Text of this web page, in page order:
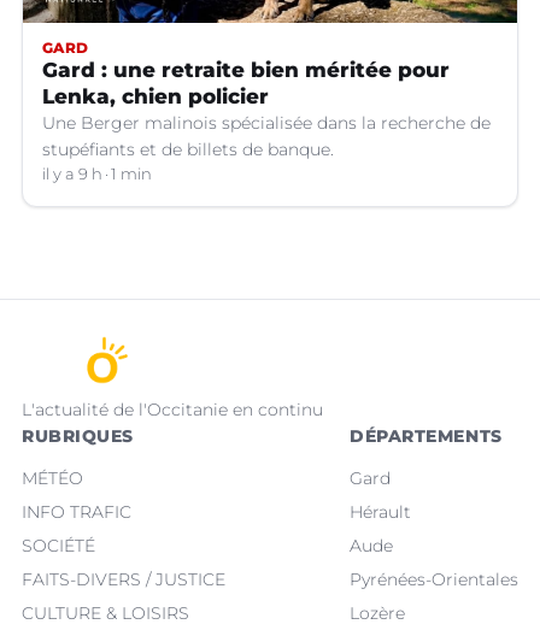
GARD
Gard : une retraite bien méritée pour
Lenka, chien policier
Une Berger malinois spécialisée dans la recherche de
stupéfiants et de billets de banque.
il y a 9 h 1 min
L'actualité de l'Occitanie en continu
RUBRIQUES
MÉTÉO
INFO TRAFIC
SOCIÉTÉ
FAITS-DIVERS / JUSTICE
CULTURE & LOISIRS
DÉPARTEMENTS
Gard
Hérault
Aude
Pyrénées-Orientales
Lozère